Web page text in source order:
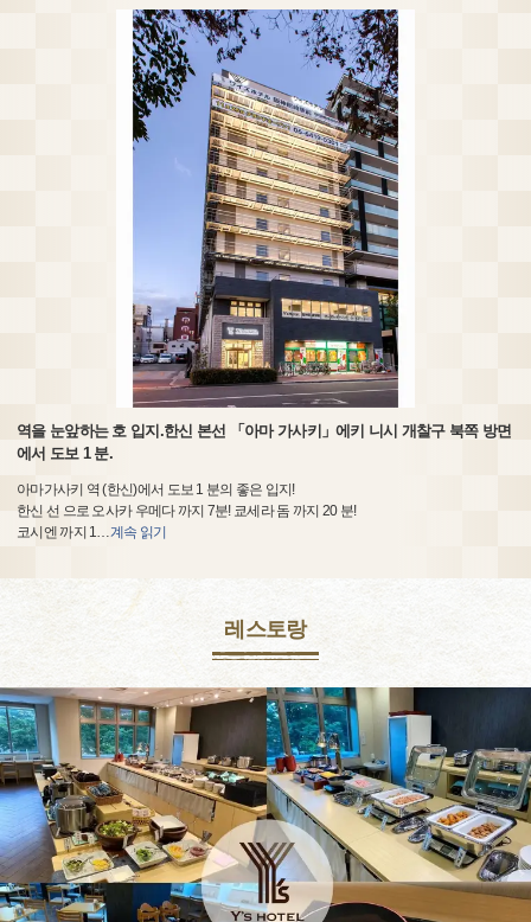
역을 눈앞하는 호 입지.한신 본선 「아마 가사키」에키 니시 개찰구 북쪽 방면
에서 도보 1 분.
아마가사키 역 (한신)에서 도보 1 분의 좋은 입지!
한신 선 으로 오사카 우메다 까지 7분! 쿄세라 돔 까지 20 분!
코시엔 까지 1…계속 읽기
레스토랑